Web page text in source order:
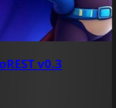
v0.3